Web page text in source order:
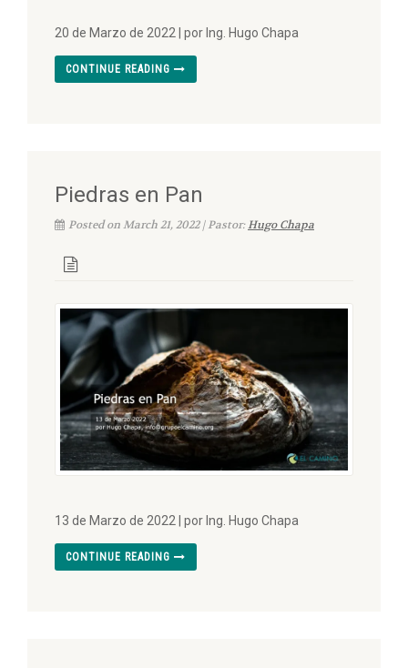
20 de Marzo de 2022 | por Ing. Hugo Chapa
CONTINUE READING
Piedras en Pan
Posted on March 21, 2022 | Pastor:Hugo Chapa
13 de Marzo de 2022 | por Ing. Hugo Chapa
CONTINUE READING